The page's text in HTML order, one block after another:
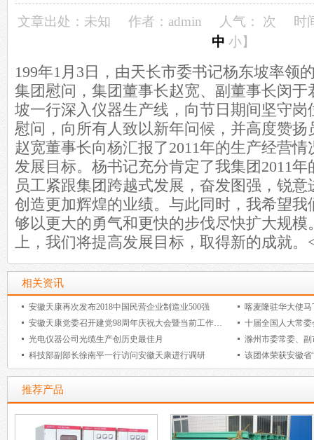
文章出处：未知 作者：admin 人气： 次
时
中 小】
199年1月3日，由天长市委书记杨东坡率领
集团慰问，集团董事长赵宽、副董事长闵于
坡一行深入仪器生产线，向节日期间坚守
慰问，向所有人致以新年问候，并高度赞
赵宽董事长向杨汇报了2011年的生产经营情
发展目标。杨书记充分肯定了我集团2011
员工紧跟集团跨越式发展，奋发图强，锐
创造更加辉煌的业绩。与此同时，我希望
够以更大的勇气和更快的步伐尽快扩大规模
上，我们将提高发展目标，取得新的成就。
相关资讯
安徽天康再次发布2018中国民营企业制造业500强
喀麦隆驻华大使
安徽天康党委召开建党98周年庆祝大会暨当前工作部署
光电仪器公司光缆生产创历史最佳月
滁州市委常委、
科技部副部长徐南平一行访问安徽天康进行调研
该团体荣获安徽省
推荐产品